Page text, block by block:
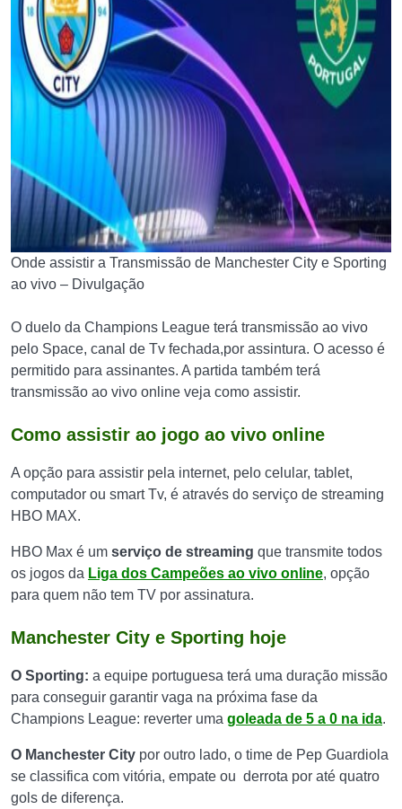
Onde assistir a Transmissão de Manchester City e Sporting
ao vivo – Divulgação
O duelo da Champions League terá transmissão ao vivo
pelo Space, canal de Tv fechada,por assintura. O acesso é
permitido para assinantes. A partida também terá
transmissão ao vivo online veja como assistir.
Como assistir ao jogo ao vivo online
A opção para assistir pela internet, pelo celular, tablet,
computador ou smart Tv, é através do serviço de streaming
HBO MAX.
HBO Max é um serviço de streaming que transmite todos
os jogos da Liga dos Campeões ao vivo online, opção
para quem não tem TV por assinatura.
Manchester City e Sporting hoje
O Sporting: a equipe portuguesa terá uma duração missão
para conseguir garantir vaga na próxima fase da
Champions League: reverter uma goleada de 5 a 0 na ida.
O Manchester City por outro lado, o time de Pep Guardiola
se classifica com vitória, empate ou derrota por até quatro
gols de diferença.